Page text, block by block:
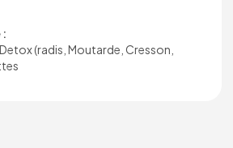
(radis, Moutarde, Cresson,